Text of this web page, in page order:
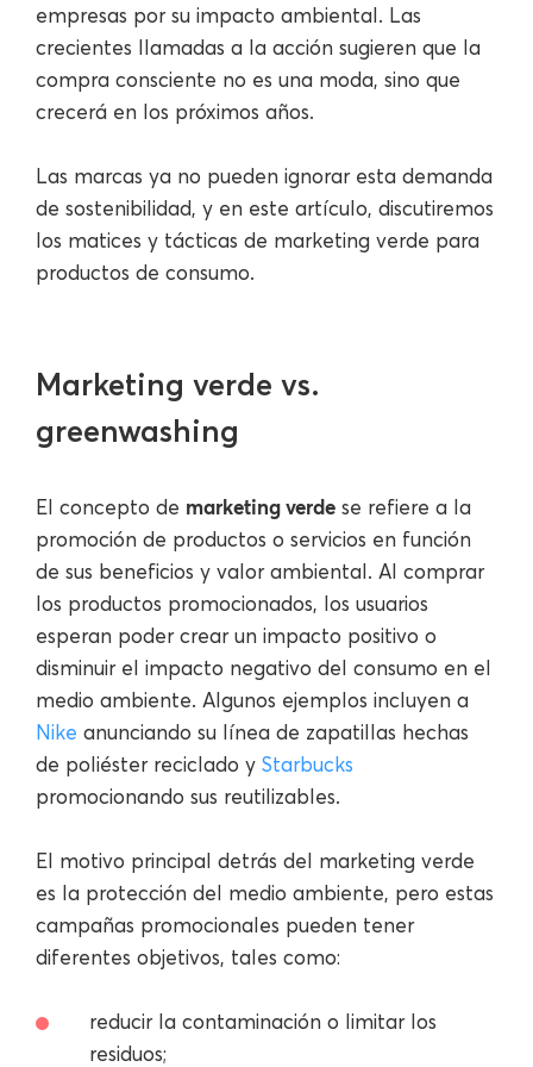
empresas por su impacto ambiental. Las
crecientes llamadas a la acción sugieren que la
compra consciente no es una moda, sino que
crecerá en los próximos años.
Las marcas ya no pueden ignorar esta demanda
de sostenibilidad, y en este artículo, discutiremos
los matices y tácticas de marketing verde para
productos de consumo.
Marketing verde vs.
greenwashing
El concepto de marketing verde se refiere a la
promoción de productos o servicios en función
de sus beneficios y valor ambiental. Al comprar
los productos promocionados, los usuarios
esperan poder crear un impacto positivo o
disminuir el impacto negativo del consumo en el
medio ambiente. Algunos ejemplos incluyen a
Nike anunciando su línea de zapatillas hechas
de poliéster reciclado y Starbucks
promocionando sus reutilizables.
El motivo principal detrás del marketing verde
es la protección del medio ambiente, pero estas
campañas promocionales pueden tener
diferentes objetivos, tales como:
reducir la contaminación o limitar los
residuos;